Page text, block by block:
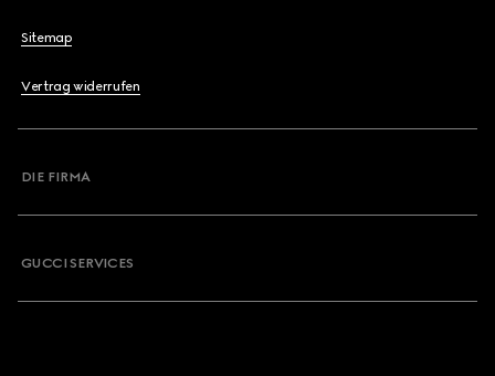
Sitemap
Vertrag widerrufen
DIE FIRMA
GUCCI SERVICES